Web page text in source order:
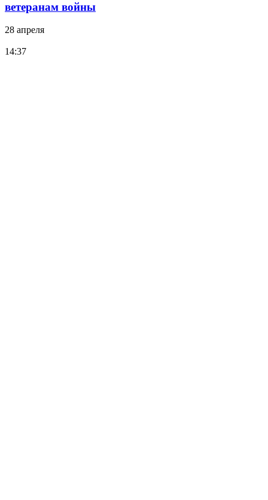
ветеранам войны
28 апреля
14:37